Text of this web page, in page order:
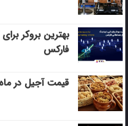
بهترین بروکر
فارکس
قیمت آجیل در